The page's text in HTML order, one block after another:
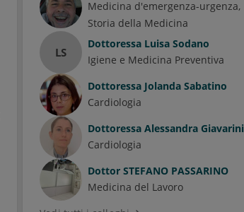
Medicina d'emergenza-urgenza
Storia della Medicina
LS
Dottoressa Luisa Sodano
Igiene e Medicina Preventiva
Dottoressa Jolanda Sabatino
Cardiologia
Dottoressa Alessandra Giavarini
Cardiologia
Dottor STEFANO PASSARINO
Medicina del Lavoro